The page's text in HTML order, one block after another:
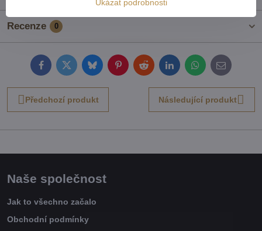
Recenze 0
FacebookTwitterBlueskyPinterestRedditLinkedInWhatsApp
E-
mail
Předchozí produkt Následující produkt
Naše společnost
Jak to všechno začalo
Obchodní podmínky
Ukázat podrobnosti